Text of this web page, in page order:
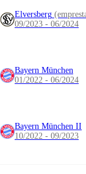
Elversberg
09/2023 - 06/2024
Bayern München
01/2022 - 06/2024
Bayern München II
10/2022 - 09/2023